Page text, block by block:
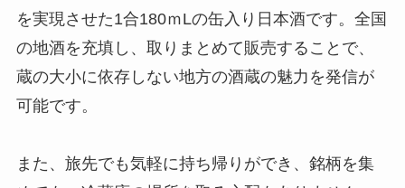
を実現させた1合180ｍLの缶入り日本酒です。全国
の地酒を充填し、取りまとめて販売することで、
蔵の大小に依存しない地方の酒蔵の魅力を発信が
可能です。
また、旅先でも気軽に持ち帰りができ、銘柄を集